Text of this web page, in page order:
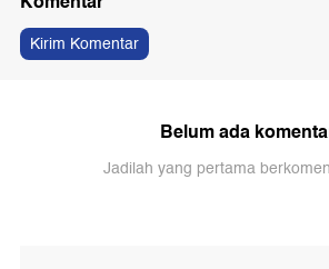
Kirim Komentar
Belum ada
Jadilah yang pertama